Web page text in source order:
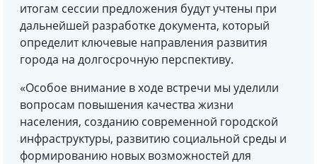
итогам сессии предложения будут учтены при
дальнейшей разработке документа, который
определит ключевые направления развития
города на долгосрочную перспективу.
«Особое внимание в ходе встречи мы уделили
вопросам повышения качества жизни
населения, созданию современной городской
инфраструктуры, развитию социальной среды и
формированию новых возможностей для